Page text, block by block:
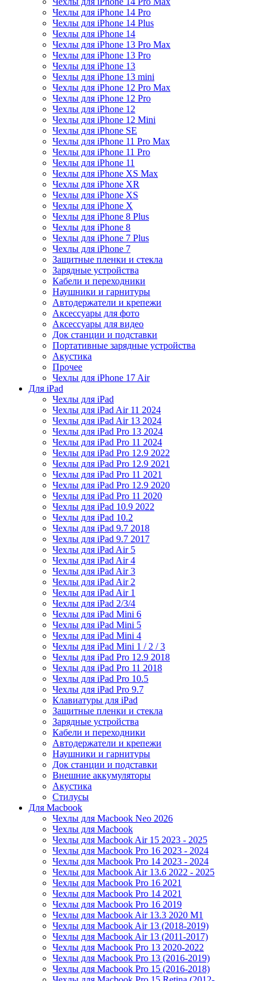
Чехлы для iPhone 14 Pro
Чехлы для iPhone 14 Plus
Чехлы для iPhone 14
Чехлы для iPhone 13 Pro Max
Чехлы для iPhone 13 Pro
Чехлы для iPhone 13
Чехлы для iPhone 13 mini
Чехлы для iPhone 12 Pro Max
Чехлы для iPhone 12 Pro
Чехлы для iPhone 12
Чехлы для iPhone 12 Mini
Чехлы для iPhone SE
Чехлы для iPhone 11 Pro Max
Чехлы для iPhone 11 Pro
Чехлы для iPhone 11
Чехлы для iPhone XS Max
Чехлы для iPhone XR
Чехлы для iPhone XS
Чехлы для iPhone X
Чехлы для iPhone 8 Plus
Чехлы для iPhone 8
Чехлы для iPhone 7 Plus
Чехлы для iPhone 7
Защитные пленки и стекла
Зарядные устройства
Кабели и переходники
Наушники и гарнитуры
Автодержатели и крепежи
Аксессуары для фото
Аксессуары для видео
Док станции и подставки
Портативные зарядные устройства
Акустика
Прочее
Чехлы для iPhone 17 Air
Для iPad
Чехлы для iPad
Чехлы для iPad Air 11 2024
Чехлы для iPad Air 13 2024
Чехлы для iPad Pro 13 2024
Чехлы для iPad Pro 11 2024
Чехлы для iPad Pro 12.9 2022
Чехлы для iPad Pro 12.9 2021
Чехлы для iPad Pro 11 2021
Чехлы для iPad Pro 12.9 2020
Чехлы для iPad Pro 11 2020
Чехлы для iPad 10.9 2022
Чехлы для iPad 10.2
Чехлы для iPad 9.7 2018
Чехлы для iPad 9.7 2017
Чехлы для iPad Air 5
Чехлы для iPad Air 4
Чехлы для iPad Air 3
Чехлы для iPad Air 2
Чехлы для iPad Air 1
Чехлы для iPad 2/3/4
Чехлы для iPad Mini 6
Чехлы для iPad Mini 5
Чехлы для iPad Mini 4
Чехлы для iPad Mini 1 / 2 / 3
Чехлы для iPad Pro 12.9 2018
Чехлы для iPad Pro 11 2018
Чехлы для iPad Pro 10.5
Чехлы для iPad Pro 9.7
Клавиатуры для iPad
Защитные пленки и стекла
Зарядные устройства
Кабели и переходники
Автодержатели и крепежи
Наушники и гарнитуры
Док станции и подставки
Внешние аккумуляторы
Акустика
Стилусы
Для Macbook
Чехлы для Macbook Neo 2026
Чехлы для Macbook
Чехлы для Macbook Air 15 2023 - 2025
Чехлы для Macbook Pro 16 2023 - 2024
Чехлы для Macbook Pro 14 2023 - 2024
Чехлы для Macbook Air 13.6 2022 - 2025
Чехлы для Macbook Pro 16 2021
Чехлы для Macbook Pro 14 2021
Чехлы для Macbook Pro 16 2019
Чехлы для Macbook Air 13.3 2020 M1
Чехлы для Macbook Air 13 (2018-2019)
Чехлы для Macbook Air 13 (2011-2017)
Чехлы для Macbook Pro 13 2020-2022
Чехлы для Macbook Pro 13 (2016-2019)
Чехлы для Macbook Pro 15 (2016-2018)